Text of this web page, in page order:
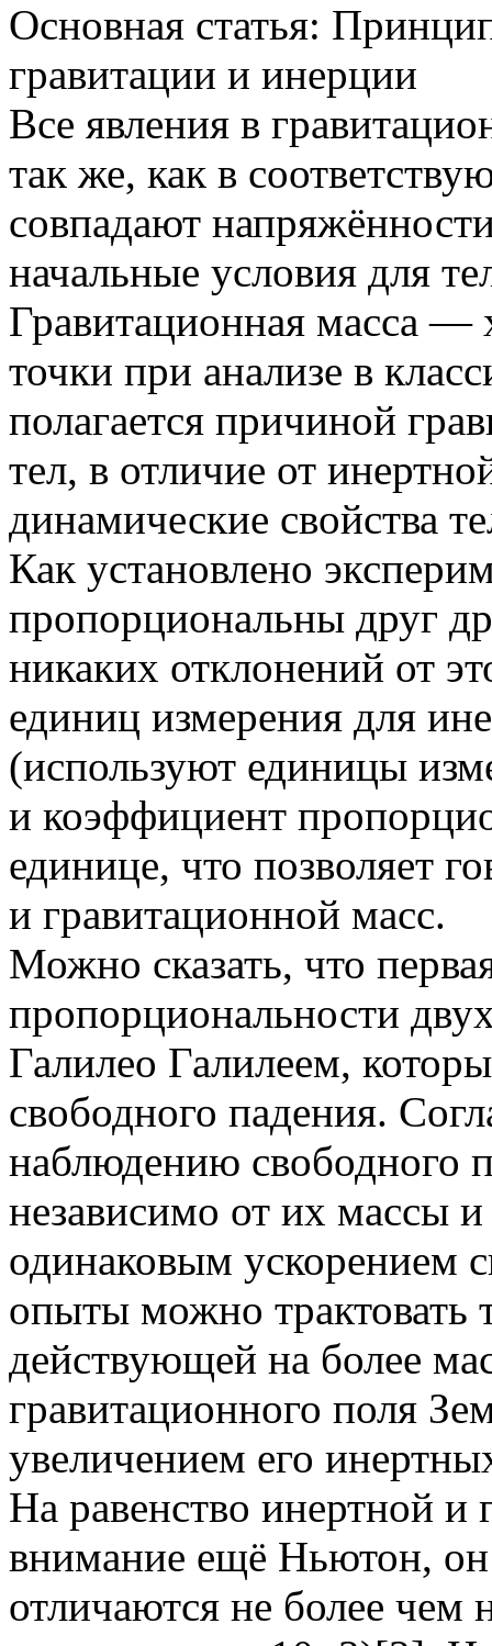
Основная статья:
гравитации и инерции
Все явления в
так же, как в
совпадают
начальные условия для
Гравитационная масса —
точки при анализе в
полагается причиной
тел, в отличие от
динамические свойства
Как установлено
пропорциональны друг
никаких отклонений от
единиц измерения для
(используют единицы
и коэффициент
единице, что позволяет
и гравитационной масс.
Можно сказать, что
пропорциональности
Галилео Галилеем,
свободного падения.
наблюдению свободного
независимо от их массы
одинаковым ускорением
опыты можно трактовать
действующей на более
гравитационного поля
увеличением его
На равенство инертной и
внимание ещё Ньютон, он
отличаются не более чем